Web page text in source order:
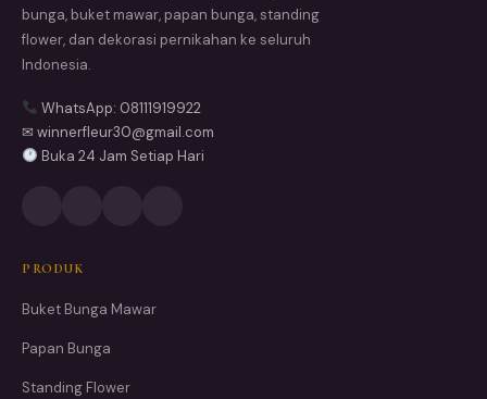
bunga, buket mawar, papan bunga, standing
flower, dan dekorasi pernikahan ke seluruh
Indonesia.
WhatsApp: 08111919922
✉ winnerfleur30@gmail.com
Buka 24 Jam Setiap Hari
PRODUK
Buket Bunga Mawar
Papan Bunga
Standing Flower